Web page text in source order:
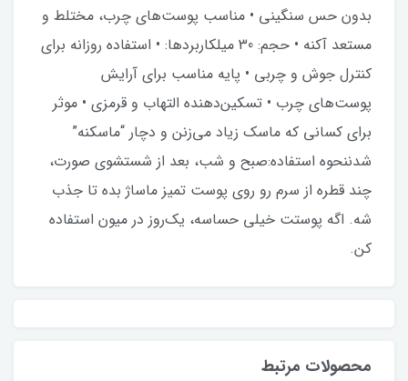
بدون حس سنگینی • مناسب پوست‌های چرب، مختلط و
مستعد آکنه • حجم: 30 میلکاربردها: • استفاده روزانه برای
کنترل جوش و چربی • پایه مناسب برای آرایش
پوست‌های چرب • تسکین‌دهنده التهاب و قرمزی • موثر
برای کسانی که ماسک زیاد می‌زنن و دچار “ماسکنه”
شدننحوه استفاده:صبح و شب، بعد از شستشوی صورت،
چند قطره از سرم رو روی پوست تمیز ماساژ بده تا جذب
شه. اگه پوستت خیلی حساسه، یک‌روز در میون استفاده
کن.
محصولات مرتبط